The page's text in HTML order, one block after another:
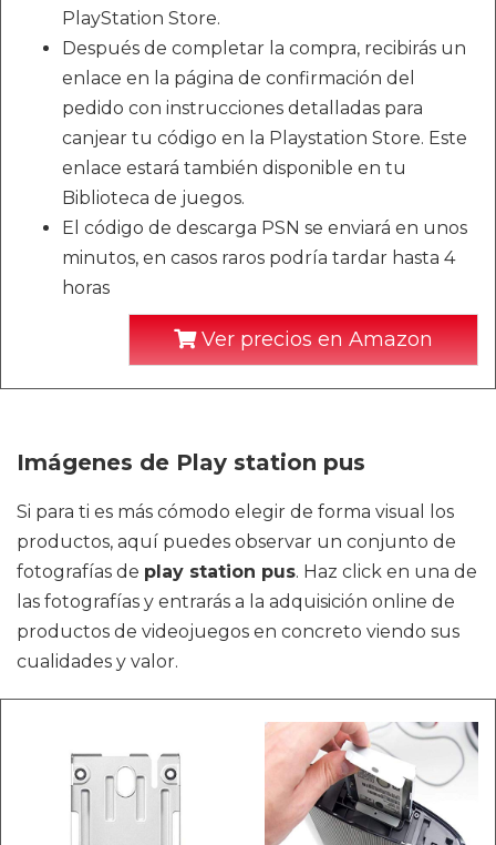
PlayStation Store.
Después de completar la compra, recibirás un
enlace en la página de confirmación del
pedido con instrucciones detalladas para
canjear tu código en la Playstation Store. Este
enlace estará también disponible en tu
Biblioteca de juegos.
El código de descarga PSN se enviará en unos
minutos, en casos raros podría tardar hasta 4
horas
Ver precios en Amazon
Imágenes de Play station pus
Si para ti es más cómodo elegir de forma visual los
productos, aquí puedes observar un conjunto de
fotografías de play station pus. Haz click en una de
las fotografías y entrarás a la adquisición online de
productos de videojuegos en concreto viendo sus
cualidades y valor.